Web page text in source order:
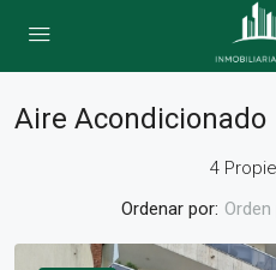
Aire Acondicionado
4
Ordenar por: